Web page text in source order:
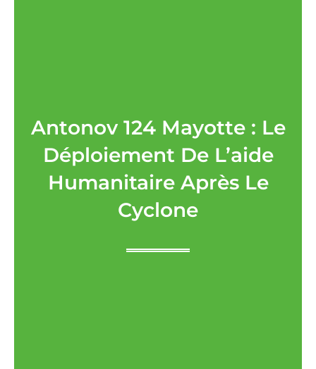
Antonov 124 Mayotte : Le
Déploiement De L’aide
Humanitaire Après Le
Cyclone